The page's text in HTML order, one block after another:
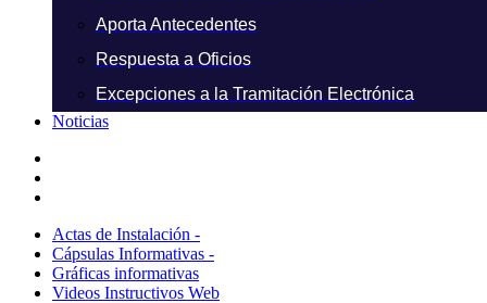
Aporta Antecedentes
Respuesta a Oficios
Excepciones a la Tramitación Electrónica
Noticias
Actas de Instalación -
Cápsulas Informativas -
Gráficas informativas
Videos Instructivos Web